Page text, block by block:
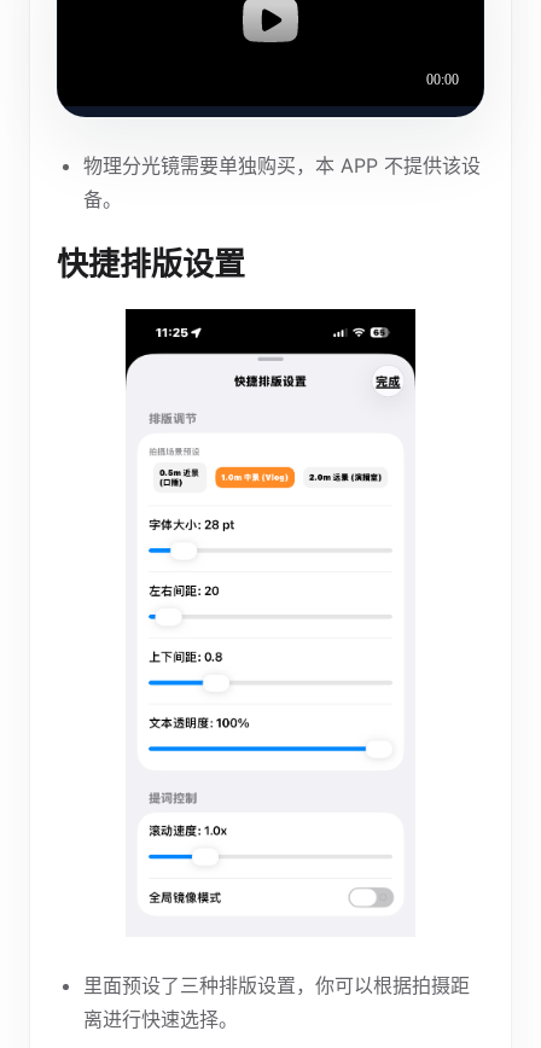
物理分光镜需要单独购买，本 APP 不提供该设
备。
快捷排版设置
里面预设了三种排版设置，你可以根据拍摄距
离进行快速选择。